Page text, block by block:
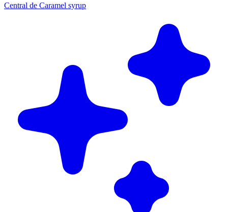
Central de Caramel syrup